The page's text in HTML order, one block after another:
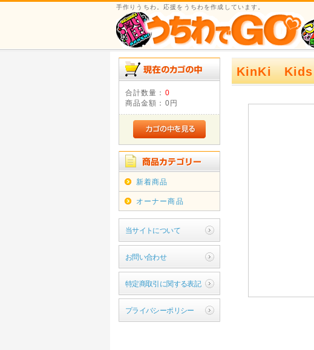
手作りうちわ。応援をうちわを作成しています。
合計数量： 0
商品金額： 0円
新着商品
オーナー商品
当サイトについて
お問い合わせ
特定商取引に関する表記
プライバシーポリシー
KinKi Kids